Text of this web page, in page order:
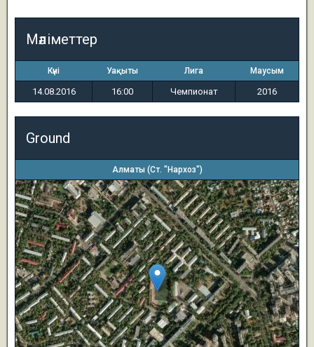
Мәліметтер
Күні Уақыты Лига Маусым
14.08.2016 16:00 Чемпионат 2016
Ground
Алматы (Ст. "Нархоз")